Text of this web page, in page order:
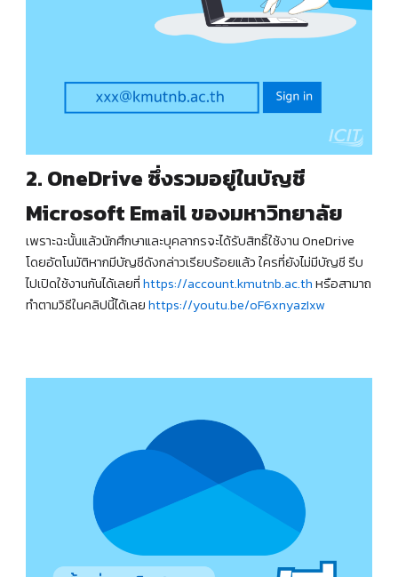
2. OneDrive ซึ่งรวมอยู่ในบัญชี
Microsoft Email ของมหาวิทยาลัย
เพราะฉะนั้นแล้วนักศึกษาและบุคลากรจะได้รับสิทธิ์ใช้งาน OneDrive
โดยอัตโนมัติหากมีบัญชีดังกล่าวเรียบร้อยแล้ว ใครที่ยังไม่มีบัญชี รีบ
ไปเปิดใช้งานกันได้เลยที่https://account.kmutnb.ac.thหรือสามาถ
ทำตามวิธีในคลิปนี้ได้เลยhttps://youtu.be/oF6xnyazIxw